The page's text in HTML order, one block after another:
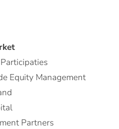
Equity Management
Partners